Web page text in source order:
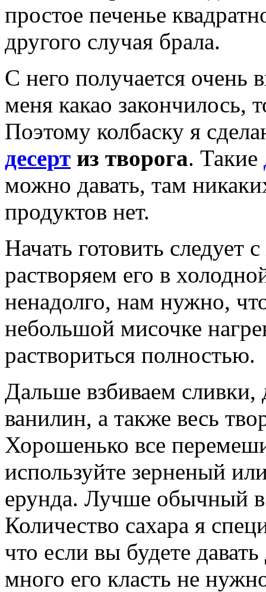
простое печенье
другого случая брала.
С него получается очень
меня какао закончилось,
Поэтому колбаску я
десерт из творога. Такие
можно давать, там
продуктов нет.
Начать готовить следует
растворяем его в
ненадолго, нам нужно,
небольшой мисочке
раствориться полностью.
Дальше взбиваем
ванилин, а также весь
Хорошенько все
используйте зерненый
ерунда. Лучше обычный
Количество сахара я
что если вы будете
много его класть не